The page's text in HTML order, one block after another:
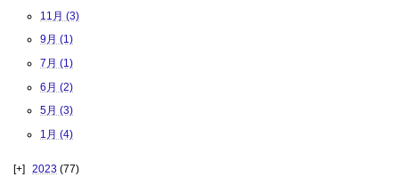
11月 (3)
9月 (1)
7月 (1)
6月 (2)
5月 (3)
1月 (4)
2023 (77)